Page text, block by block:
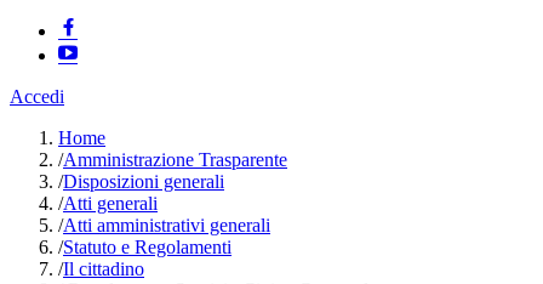
Accedi
Home
/Amministrazione Trasparente
/Disposizioni generali
/Atti generali
/Atti amministrativi generali
/Statuto e Regolamenti
/Il cittadino